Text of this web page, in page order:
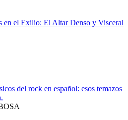
en el Exilio: El Altar Denso y Visceral
del rock en español: esos temazos